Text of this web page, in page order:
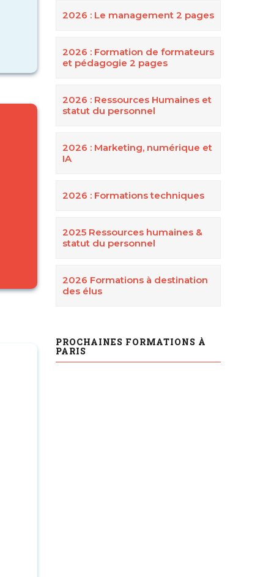
2026 : Le management 2 pages
2026 : Formation de formateurs
et pédagogie 2 pages
2026 : Ressources Humaines et
statut du personnel
2026 : Marketing, numérique et
IA
2026 : Formations techniques
2025 Ressources humaines &
statut du personnel
2026 Formations à destination
des élus
PROCHAINES FORMATIONS À
PARIS